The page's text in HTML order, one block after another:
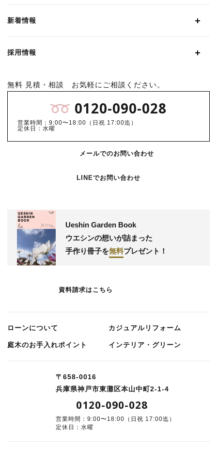
新着情報
採用情報
無料 見積・相談 お気軽にご相談ください。
0120-090-028
営業時間：9:00〜18:00（日祝 17:00迄）
定休日：水曜
メールでのお問い合わせ
LINEでお問い合わせ
Ueshin Garden Book
ウエシンの想いが詰まった
手作り冊子を無料プレゼント！
資料請求はこちら
ローンについて カジュアルリフォーム
庭⽊のお⼿⼊れポイント インテリア・グリーン
〒658-0016
兵庫県神戸市東灘区本山中町2-1-4
0120-090-028
営業時間：9:00〜18:00（日祝 17:00迄）
定休日：水曜